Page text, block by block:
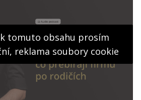
tomuto obsahu prosím
reklama soubory cookie